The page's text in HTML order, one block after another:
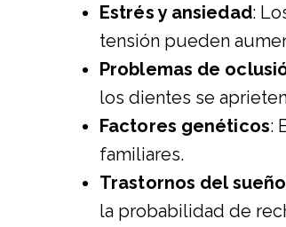
Estrés y ansiedad:
tensión pueden
Problemas de
los dientes se
Factores genéticos:
familiares.
Trastornos del sueño
la probabilidad de